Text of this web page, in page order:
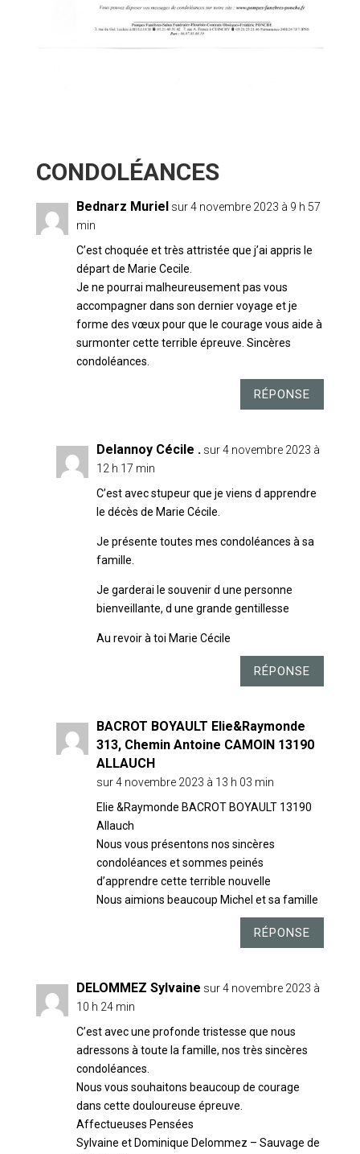
Bednarz Muriel sur 4 novembre 2023 à 9 h 57
min
C’est choquée et très attristée que j’ai appris le
départ de Marie Cecile.
Je ne pourrai malheureusement pas vous
accompagner dans son dernier voyage et je
forme des vœux pour que le courage vous aide à
surmonter cette terrible épreuve. Sincères
condoléances.
RÉPONSE
Delannoy Cécile . sur 4 novembre 2023 à
12 h 17 min
C’est avec stupeur que je viens d apprendre
le décès de Marie Cécile.
Je présente toutes mes condoléances à sa
famille.
Je garderai le souvenir d une personne
bienveillante, d une grande gentillesse
Au revoir à toi Marie Cécile
RÉPONSE
BACROT BOYAULT Elie&Raymonde
313, Chemin Antoine CAMOIN 13190
ALLAUCH
sur 4 novembre 2023 à 13 h 03 min
Elie &Raymonde BACROT BOYAULT 13190
Allauch
Nous vous présentons nos sincères
condoléances et sommes peinés
d’apprendre cette terrible nouvelle
Nous aimions beaucoup Michel et sa famille
RÉPONSE
DELOMMEZ Sylvaine sur 4 novembre 2023 à
10 h 24 min
C’est avec une profonde tristesse que nous
adressons à toute la famille, nos très sincères
condoléances.
Nous vous souhaitons beaucoup de courage
dans cette douloureuse épreuve.
Affectueuses Pensées
Sylvaine et Dominique Delommez – Sauvage de